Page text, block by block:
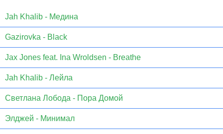
Jаh Khаlib - Медина
Gazirovka - Black
Jax Jones feat. Ina Wroldsen - Breathe
Jah Khalib - Лейла
Светлана Лобода - Пора Домой
Элджей - Минимал